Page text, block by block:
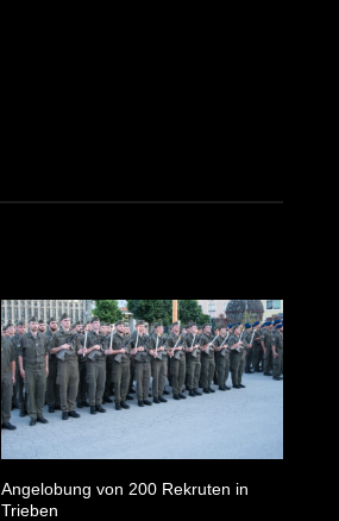
Angelobung von 200 Rekruten in
Trieben